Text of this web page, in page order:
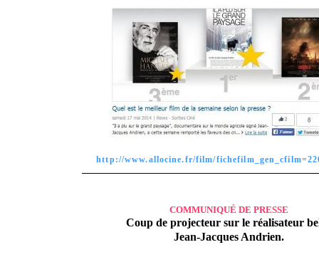
http://www.allocine.fr/film/
COMMUNIQUÉ DE PRESSE
Coup de projecteur sur le réalisateur
Jean-Jacques Andrien.